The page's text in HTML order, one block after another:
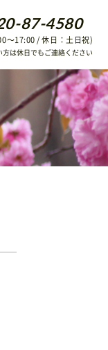
87-4580
〜17:00 / 休日：土日祝)
は休日でもご連絡ください